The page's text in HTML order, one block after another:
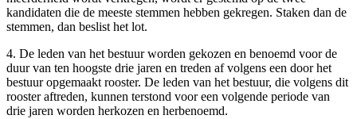
kandidaten die de meeste stemmen hebben gekregen. Staken dan de
stemmen, dan beslist het lot.
4. De leden van het bestuur worden gekozen en benoemd voor de
duur van ten hoogste drie jaren en treden af volgens een door het
bestuur opgemaakt rooster. De leden van het bestuur, die volgens dit
rooster aftreden, kunnen terstond voor een volgende periode van
drie jaren worden herkozen en herbenoemd.